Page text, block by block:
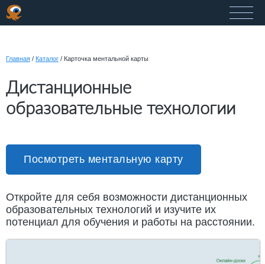
Главная / Каталог / Карточка ментальной карты
Дистанционные
образовательные технологии
Посмотреть ментальную карту
Откройте для себя возможности дистанционных
образовательных технологий и изучите их
потенциал для обучения и работы на расстоянии.